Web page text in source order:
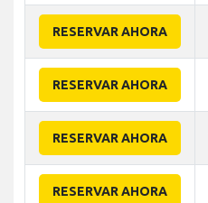
RESERVAR AHORA
RESERVAR AHORA
RESERVAR AHORA
RESERVAR AHORA